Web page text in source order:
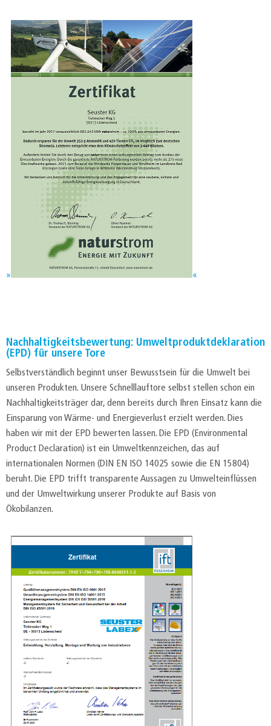
Nachhaltigkeitsbewertung: Umweltproduktdeklaration
(EPD) für unsere Tore
Selbstverständlich beginnt unser Bewusstsein für die Umwelt bei
unseren Produkten. Unsere Schnelllauftore selbst stellen schon ein
Nachhaltigkeitsträger dar, denn bereits durch Ihren Einsatz kann die
Einsparung von Wärme- und Energieverlust erzielt werden. Dies
haben wir mit der EPD bewerten lassen. Die EPD (Environmental
Product Declaration) ist ein Umweltkennzeichen, das auf
internationalen Normen (DIN EN ISO 14025 sowie die EN 15804)
beruht. Die EPD trifft transparente Aussagen zu Umwelteinflüssen
und der Umweltwirkung unserer Produkte auf Basis von
Ökobilanzen.